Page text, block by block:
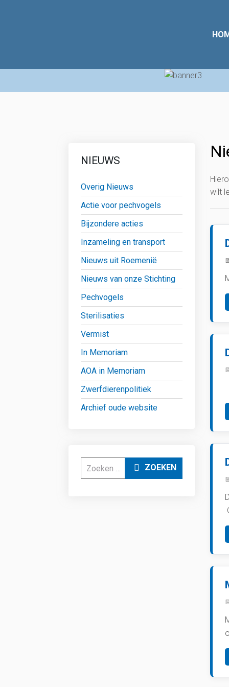
NIEUWS
Overig Nieuws
Actie voor pechvogels
Bijzondere acties
Inzameling en transport
Nieuws uit Roemenië
Nieuws van onze Stichting
Pechvogels
Sterilisaties
Vermist
In Memoriam
AOA in Memoriam
Zwerfdierenpolitiek
Archief oude website
Zoeken ZOEKEN
wilt